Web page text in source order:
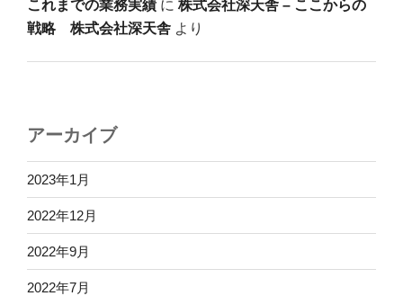
これまでの業務実績 に 株式会社深天舎 – ここからの
戦略 株式会社深天舎 より
アーカイブ
2023年1月
2022年12月
2022年9月
2022年7月